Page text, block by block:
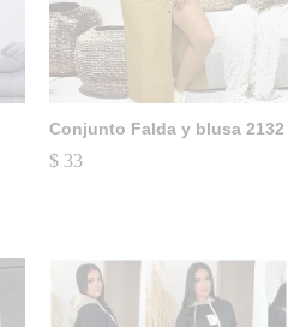
Conjunto Falda y blusa 2132
$ 33